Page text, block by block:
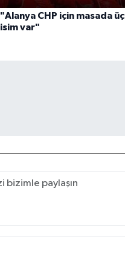
"Alanya CHP için masada üç
isim var"